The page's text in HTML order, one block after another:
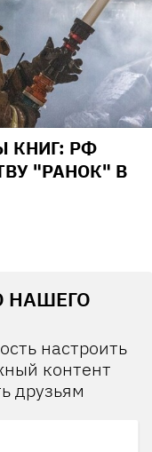
КНИГ: РФ
"РАНОК" В
НАШЕГО
настроить
контент
друзьям